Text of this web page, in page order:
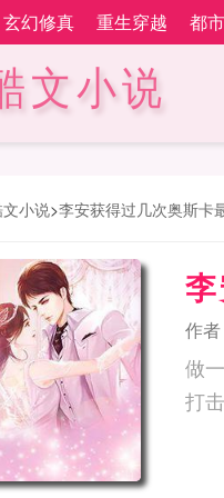
玄幻修真 重生穿越 都
文小说
小说>李安获得过几次奥斯卡
作者
做